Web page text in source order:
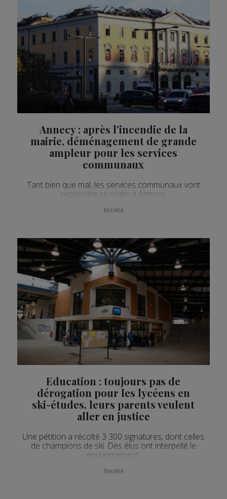
Annecy : après l'incendie de la
mairie, déménagement de grande
ampleur pour les services
communaux
Tant bien que mal, les services communaux vont
reprendre ce matin à Annecy.
Société
Education : toujours pas de
dérogation pour les lycéens en
ski-études, leurs parents veulent
aller en justice
Une pétition a récolté 3 300 signatures, dont celles
de champions de ski. Des élus ont interpellé le
gouvernement.
Société